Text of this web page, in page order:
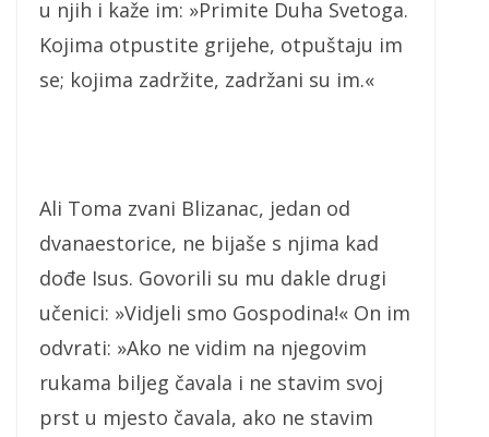
u njih i kaže im: »Primite Duha Svetoga.
Kojima otpustite grijehe, otpuštaju im
se; kojima zadržite, zadržani su im.«
Ali Toma zvani Blizanac, jedan od
dvanaestorice, ne bijaše s njima kad
dođe Isus. Govorili su mu dakle drugi
učenici: »Vidjeli smo Gospodina!« On im
odvrati: »Ako ne vidim na njegovim
rukama biljeg čavala i ne stavim svoj
prst u mjesto čavala, ako ne stavim